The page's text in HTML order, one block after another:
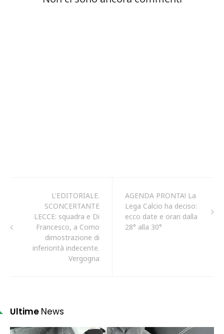
L'EDITORIALE.
SCONCERTANTE
LECCE: squadra e Di
Francesco, a Como
dimostrazione di
inferiorità indecente.
Vergogna
AGENDA PRONTA! La
Lega Calcio ha deciso:
ecco date e orari dalla
28° alla 30°
Ultime News